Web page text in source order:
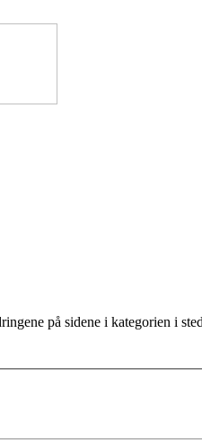
på sidene i kategorien i